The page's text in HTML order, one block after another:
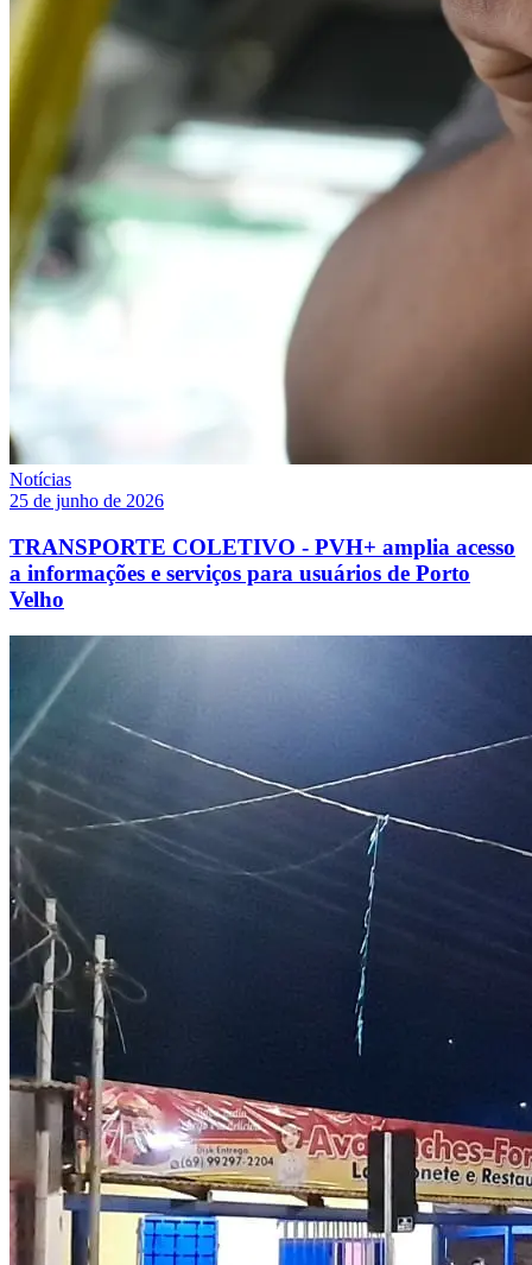
Notícias
25 de junho de 2026
TRANSPORTE COLETIVO - PVH+ amplia acesso
a informações e serviços para usuários de Porto
Velho